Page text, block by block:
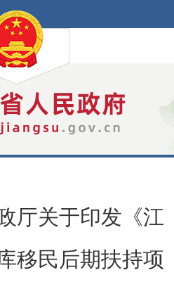
厅关于印发《江
移民后期扶持项